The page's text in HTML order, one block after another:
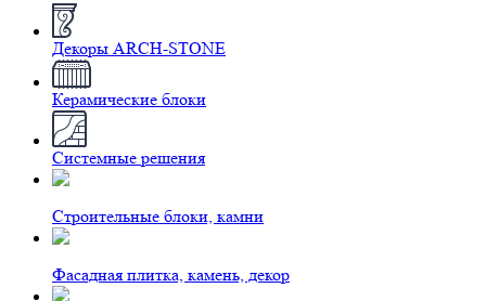
Декоры ARCH-STONE
Керамические блоки
Системные решения
Строительные блоки, камни
Фасадная плитка, камень, декор